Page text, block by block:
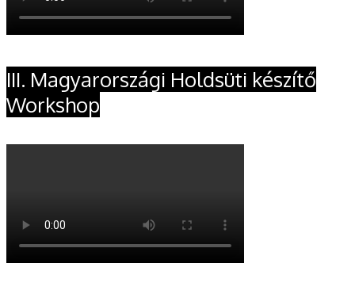
III. Magyarországi Holdsüti készítő
Workshop